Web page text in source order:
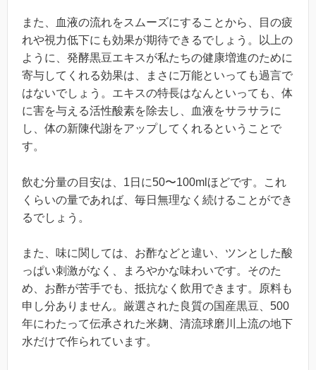
また、血液の流れをスムーズにすることから、目の疲
れや視力低下にも効果が期待できるでしょう。以上の
ように、発酵黒豆エキスが私たちの健康増進のために
寄与してくれる効果は、まさに万能といっても過言で
はないでしょう。エキスの特長はなんといっても、体
に害を与える活性酸素を除去し、血液をサラサラに
し、体の新陳代謝をアップしてくれるということで
す。
飲む分量の目安は、1日に50〜100mlほどです。これ
くらいの量であれば、毎日無理なく続けることができ
るでしょう。
また、味に関しては、お酢などと違い、ツンとした酸
っぱい刺激がなく、まろやかな味わいです。そのた
め、お酢が苦手でも、抵抗なく飲用できます。原料も
申し分ありません。厳選された良質の国産黒豆、500
年にわたって伝承された米麹、清流球磨川上流の地下
水だけで作られています。